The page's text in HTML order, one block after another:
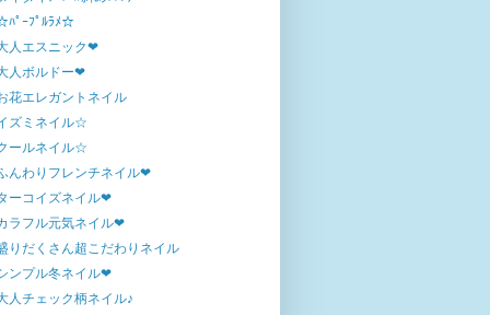
ﾊﾟｰﾌﾟﾙﾗﾒ☆
人エスニック❤
人ボルドー❤
花エレガントネイル
ズミネイル☆
ールネイル☆
んわりフレンチネイル❤
ーコイズネイル❤
ラフル元気ネイル❤
りだくさん超こだわりネイル
ンプル冬ネイル❤
人チェック柄ネイル♪